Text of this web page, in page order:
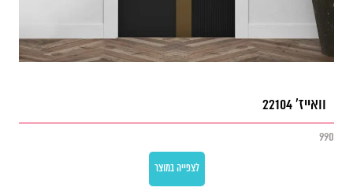
וואייז' 22104
990
לצפייה במוצר